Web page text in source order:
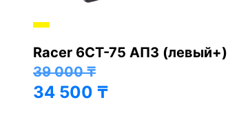
Racer 6СТ-75 АПЗ (левый+)
39 000₸
34 500 ₸